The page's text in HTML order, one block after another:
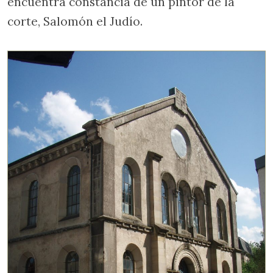
corte, Salomón el Judío.